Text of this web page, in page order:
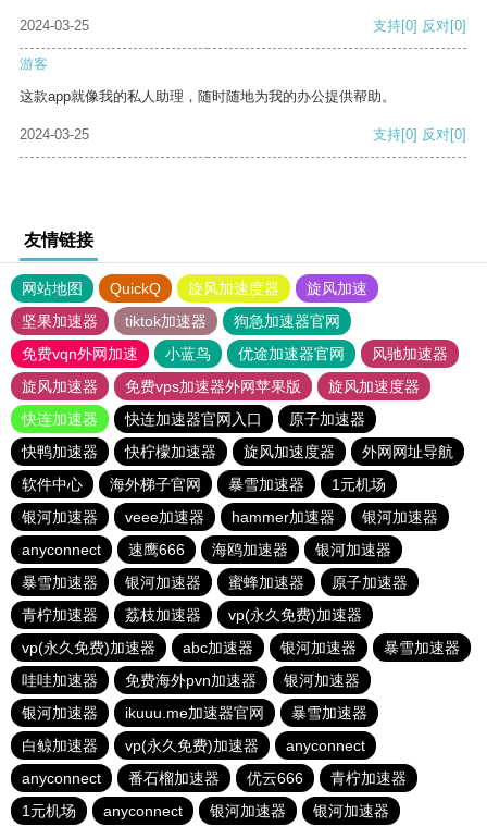
2024-03-25 支持[0] 反对[0]
游客
这款app就像我的私人助理，随时随地为我的办公提供帮助。
2024-03-25 支持[0] 反对[0]
友情链接
网站地图 QuickQ 旋风加速度器
旋风加速
坚果加速器
tiktok加速器
狗急加速器官网
免费vqn外网加速
小蓝鸟 优途加速器官网
风驰加速器
旋风加速器
免费vps加速器外网苹果版
旋风加速度器
快连加速器
快连加速器官网入口
原子加速器
快鸭加速器
快柠檬加速器 旋风加速度器
外网网址导航
软件中心
海外梯子官网 暴雪加速器
1元机场
银河加速器
veee加速器 hammer加速器
银河加速器
anyconnect
速鹰666 海鸥加速器
银河加速器
暴雪加速器
银河加速器 蜜蜂加速器
原子加速器
青柠加速器
荔枝加速器
vp(永久免费)加速器
vp(永久免费)加速器
abc加速器 银河加速器
暴雪加速器
哇哇加速器
免费海外pvn加速器
银河加速器
银河加速器
ikuuu.me加速器官网
暴雪加速器
白鲸加速器
vp(永久免费)加速器
anyconnect
anyconnect
番石榴加速器 优云666
青柠加速器
1元机场
anyconnect 银河加速器 银河加速器